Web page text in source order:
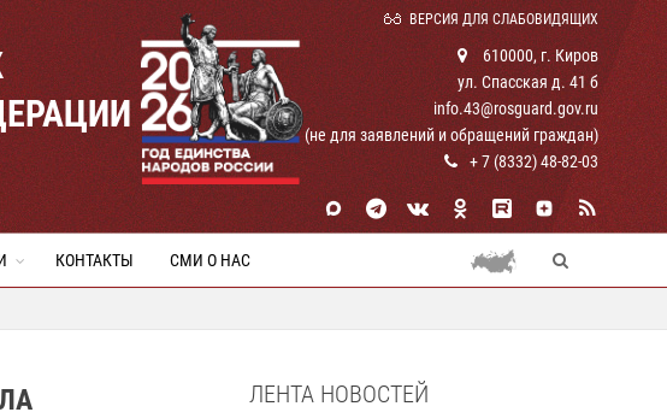
ВЕРСИЯ ДЛЯ СЛАБОВИДЯЩИХ
610000, г. Киров
ул. Спасская д. 41 б
info.43@rosguard.gov.ru
(не для заявлений и обращений граждан)
+ 7 (8332) 48-82-03
КОНТАКТЫ СМИ О НАС
ЛЕНТА НОВОСТЕЙ